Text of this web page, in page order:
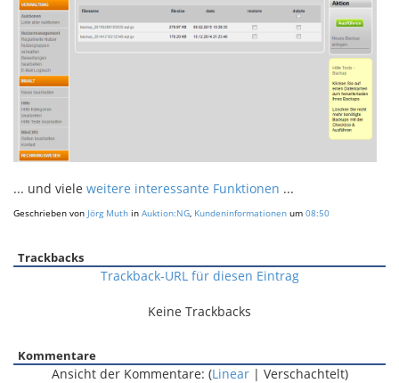
... und viele weitere interessante Funktionen ...
Geschrieben von Jörg Muth in Auktion:NG, Kundeninformationen um 08:50
Trackbacks
Trackback-URL für diesen Eintrag
Keine Trackbacks
Kommentare
Ansicht der Kommentare: (Linear| Verschachtelt)